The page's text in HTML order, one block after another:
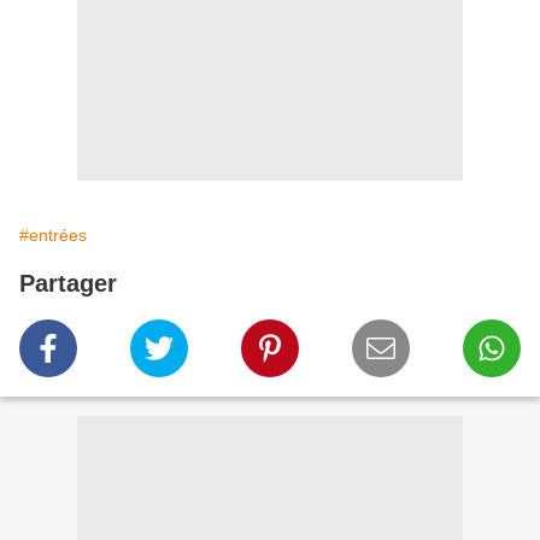
#entrées
Partager